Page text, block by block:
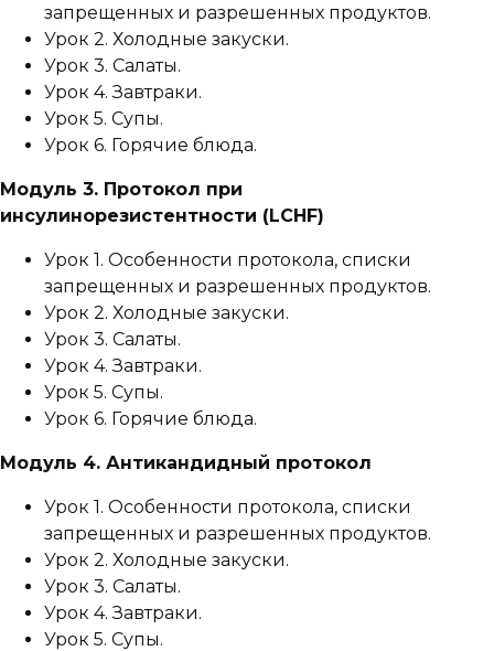
запрещенных и разрешенных продуктов.
Урок 2. Холодные закуски.
Урок 3. Салаты.
Урок 4. Завтраки.
Урок 5. Супы.
Урок 6. Горячие блюда.
Модуль 3. Протокол при
инсулинорезистентности (LCHF)
Урок 1. Особенности протокола, списки
запрещенных и разрешенных продуктов.
Урок 2. Холодные закуски.
Урок 3. Салаты.
Урок 4. Завтраки.
Урок 5. Супы.
Урок 6. Горячие блюда.
Модуль 4. Антикандидный протокол
Урок 1. Особенности протокола, списки
запрещенных и разрешенных продуктов.
Урок 2. Холодные закуски.
Урок 3. Салаты.
Урок 4. Завтраки.
Урок 5. Супы.